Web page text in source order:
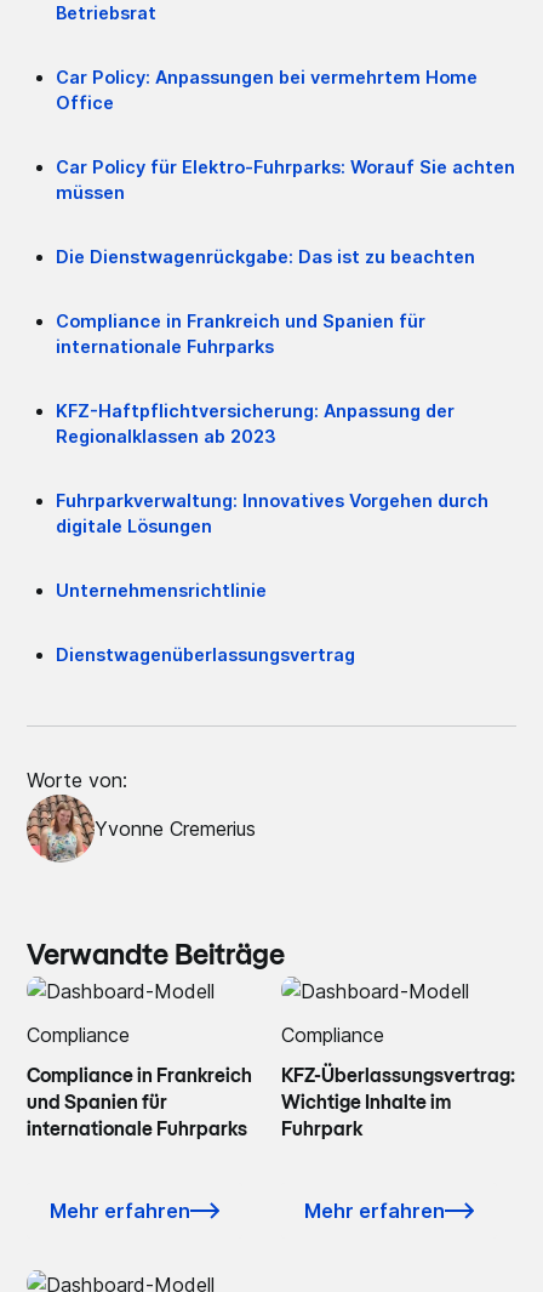
Betriebsrat
Car Policy: Anpassungen bei vermehrtem Home
Office
Car Policy für Elektro-Fuhrparks: Worauf Sie achten
müssen
Die Dienstwagenrückgabe: Das ist zu beachten
Compliance in Frankreich und Spanien für
internationale Fuhrparks
KFZ-Haftpflichtversicherung: Anpassung der
Regionalklassen ab 2023
Fuhrparkverwaltung: Innovatives Vorgehen durch
digitale Lösungen
Unternehmensrichtlinie
Dienstwagenüberlassungsvertrag
Worte von:
Yvonne Cremerius
Verwandte Beiträge
Compliance
Compliance in Frankreich
und Spanien für
internationale Fuhrparks
Mehr erfahren
Compliance
KFZ-Überlassungsvertrag:
Wichtige Inhalte im
Fuhrpark
Mehr erfahren